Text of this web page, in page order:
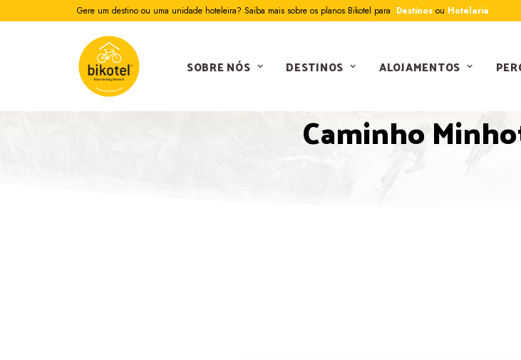
Gere um destino ou uma unidade hoteleira? Saiba mais sobre os planos Bikotel para Destinos ou Hotelaria
SOBRE NÓS DESTINOS ALOJAMENTOS
Caminho